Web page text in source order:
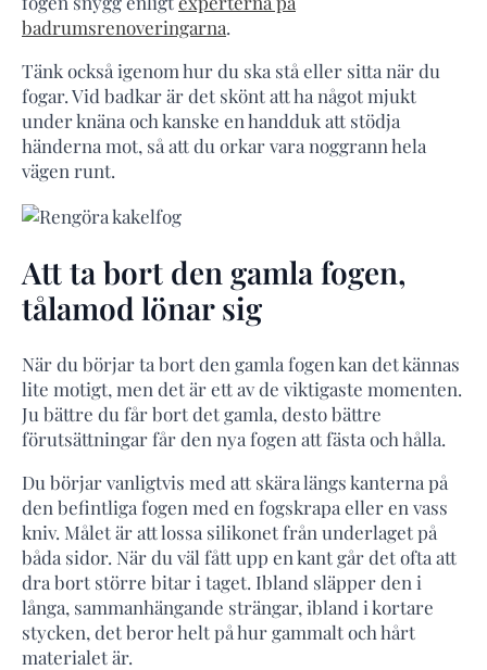
badrumsrenoveringarna.
Tänk också igenom hur du ska stå eller sitta när du
fogar. Vid badkar är det skönt att ha något mjukt
under knäna och kanske en handduk att stödja
händerna mot, så att du orkar vara noggrann hela
vägen runt.
Att ta bort den gamla fogen,
tålamod lönar sig
När du börjar ta bort den gamla fogen kan det kännas
lite motigt, men det är ett av de viktigaste momenten.
Ju bättre du får bort det gamla, desto bättre
förutsättningar får den nya fogen att fästa och hålla.
Du börjar vanligtvis med att skära längs kanterna på
den befintliga fogen med en fogskrapa eller en vass
kniv. Målet är att lossa silikonet från underlaget på
båda sidor. När du väl fått upp en kant går det ofta att
dra bort större bitar i taget. Ibland släpper den i
långa, sammanhängande strängar, ibland i kortare
stycken, det beror helt på hur gammalt och hårt
materialet är.